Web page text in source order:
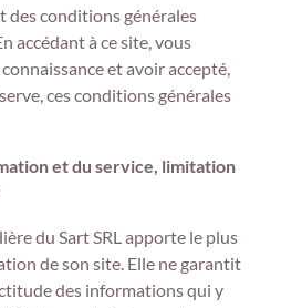
des conditions générales
accédant à ce site, vous
et avoir accepté,
ces conditions générales
et du service, limitation
du Sart SRL apporte le plus
de son site. Elle ne garantit
des informations qui y